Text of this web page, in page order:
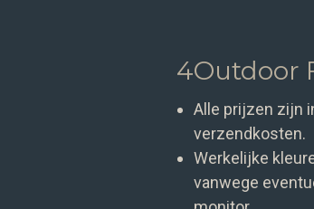
4Outdoor
Alle prijzen zijn
verzendkosten.
Werkelijke
vanwege